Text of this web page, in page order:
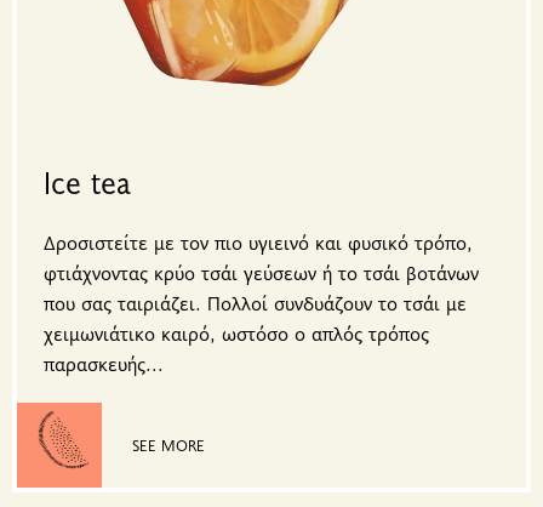
Ice tea
Δροσιστείτε με τον πιο υγιεινό και φυσικό τρόπο,
φτιάχνοντας κρύο τσάι γεύσεων ή το τσάι βοτάνων
που σας ταιριάζει. Πολλοί συνδυάζουν το τσάι με
χειμωνιάτικο καιρό, ωστόσο ο απλός τρόπος
παρασκευής...
SEE MORE